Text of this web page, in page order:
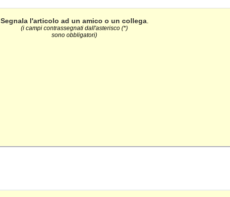
Segnala l'articolo ad un amico o un collega.
(i campi contrassegnati dall'asterisco (*)
sono obbligatori)